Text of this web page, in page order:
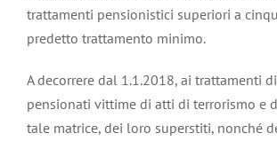
trattamenti pensionistici superiori a
predetto trattamento minimo.
A decorrere dal 1.1.2018, ai trattamenti
pensionati vittime di atti di terrorismo e
tale matrice, dei loro superstiti, nonché